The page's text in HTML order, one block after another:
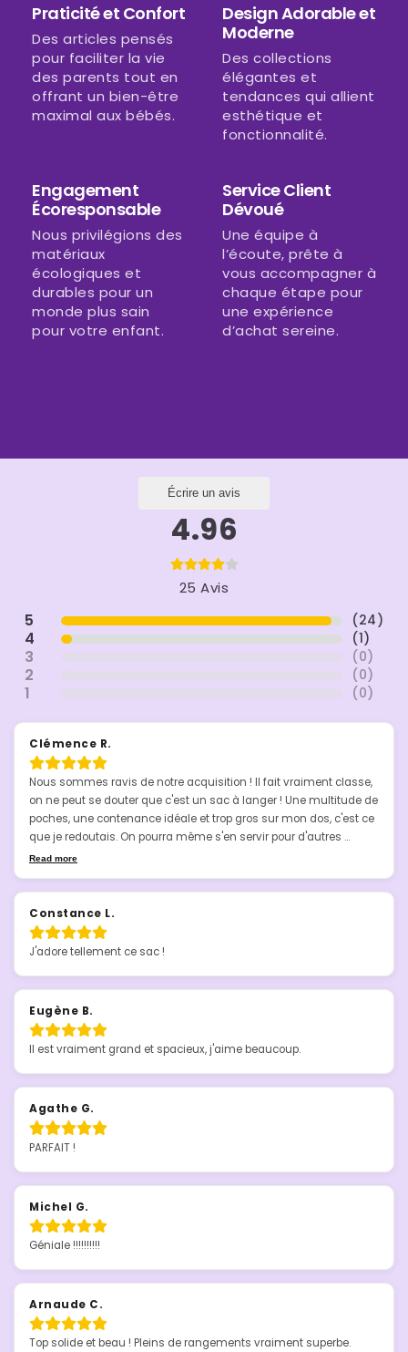
Praticité et Confort
Des articles pensés
pour faciliter la vie
des parents tout en
offrant un bien-être
maximal aux bébés.
Design Adorable et
Moderne
Des collections
élégantes et
tendances qui allient
esthétique et
fonctionnalité.
Engagement
Écoresponsable
Nous privilégions des
matériaux
écologiques et
durables pour un
monde plus sain
pour votre enfant.
Service Client
Dévoué
Une équipe à
l’écoute, prête à
vous accompagner à
chaque étape pour
une expérience
d’achat sereine.
Écrire un avis
4.96
25 Avis
5 (24)
4 (1)
3 (0)
2 (0)
1 (0)
Clémence R.
Nous sommes ravis de notre acquisition ! Il fait vraiment classe,
on ne peut se douter que c'est un sac à langer ! Une multitude de
poches, une contenance idéale et trop gros sur mon dos, c'est ce
que je redoutais. On pourra même s'en servir pour d'autres
occasions, type randos ou boulot. Super sac !
Read more
Constance L.
J'adore tellement ce sac !
Eugène B.
Il est vraiment grand et spacieux, j'aime beaucoup.
Agathe G.
PARFAIT !
Michel G.
Géniale !!!!!!!!!!
Arnaude C.
Top solide et beau ! Pleins de rangements vraiment superbe.